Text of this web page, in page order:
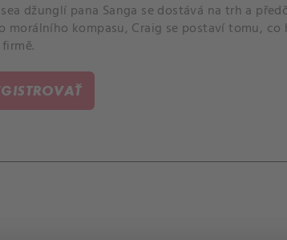
džunglí pana Sanga se dostává na trh a
morálního kompasu, Craig se postaví tomu,